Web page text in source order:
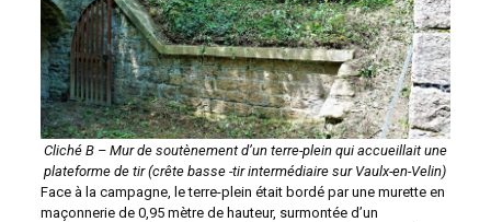
Cliché B – Mur de soutènement d’un terre-plein qui accueillait une
plateforme de tir (crête basse -tir intermédiaire sur Vaulx-en-Velin)
Face à la campagne, le terre-plein était bordé par une murette en
maçonnerie de 0,95 mètre de hauteur, surmontée d’un